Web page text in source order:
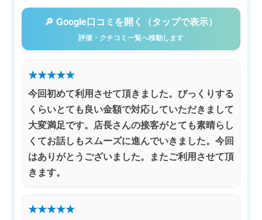
🔎 Google口コミを開く（タップで表示）
評価・クチコミ一覧へ移動します
★★★★★
今回初めて利用させて頂きました。びっくりする
くらいとても良い金額で対応していただきまして
大変満足です。店長さんの接客がとても素晴らし
くてお話しもスムーズに進んでいきました。今回
はありがとうございました。またご利用させて頂
きます。
★★★★★